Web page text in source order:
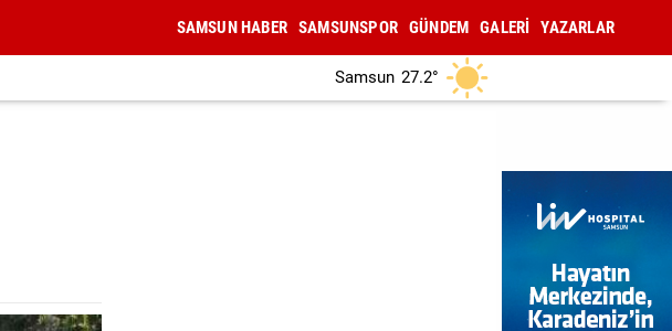
SAMSUN HABER SAMSUNSPOR GÜNDEM GALERİ YAZARLAR
Samsun 27.2°